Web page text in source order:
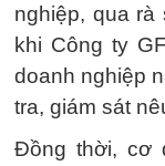
nghiệp, qua
khi Công ty
doanh nghiệp
tra, giám sát
Đồng thời, cơ